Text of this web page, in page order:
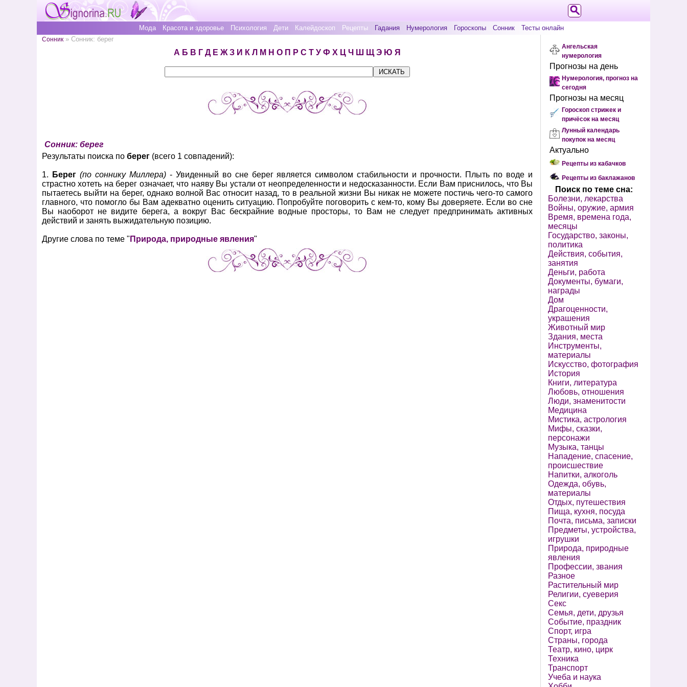
Мода Красота и здоровье Психология Дети Калейдоскоп Рецепты Гадания Нумерология Гороскопы Сонник Тесты онлайн
Сонник » Сонник: берег
А Б В Г Д Е Ж З И К Л М Н О П Р С Т У Ф Х Ц Ч Ш Щ Э Ю Я
Сонник: берег
Результаты поиска по берег (всего 1 совпадений):
1. Берег (по соннику Миллера)- Увиденный во сне берег является символом стабильности и прочности. Плыть по воде и
страстно хотеть на берег означает, что наяву Вы устали от неопределенности и недосказанности. Если Вам приснилось, что Вы
пытаетесь выйти на берег, однако волной Вас относит назад, то в реальной жизни Вы никак не можете постичь чего-то самого
главного, что помогло бы Вам адекватно оценить ситуацию. Попробуйте поговорить с кем-то, кому Вы доверяете. Если во сне
Вы наоборот не видите берега, а вокруг Вас бескрайние водные просторы, то Вам не следует предпринимать активных
действий и занять выжидательную позицию.
Другие слова по теме " Природа, природные явления"
Ангельская
нумерология
Прогнозы на день
Нумерология, прогноз на
сегодня
Прогнозы на месяц
Гороскоп стрижек и
причёсок на месяц
Лунный календарь
покупок на месяц
Актуально
Рецепты из кабачков
Рецепты из баклажанов
Поиск по теме сна:
Болезни, лекарства
Войны, оружие, армия
Время, времена года,
месяцы
Государство, законы,
политика
Действия, события,
занятия
Деньги, работа
Документы, бумаги,
награды
Дом
Драгоценности,
украшения
Животный мир
Здания, места
Инструменты,
материалы
Искусство, фотография
История
Книги, литература
Любовь, отношения
Люди, знаменитости
Медицина
Мистика, астрология
Мифы, сказки,
персонажи
Музыка, танцы
Нападение, спасение,
происшествие
Напитки, алкоголь
Одежда, обувь,
материалы
Отдых, путешествия
Пища, кухня, посуда
Почта, письма, записки
Предметы, устройства,
игрушки
Природа, природные
явления
Профессии, звания
Разное
Растительный мир
Религии, суеверия
Секс
Семья, дети, друзья
Событие, праздник
Спорт, игра
Страны, города
Театр, кино, цирк
Техника
Транспорт
Учеба и наука